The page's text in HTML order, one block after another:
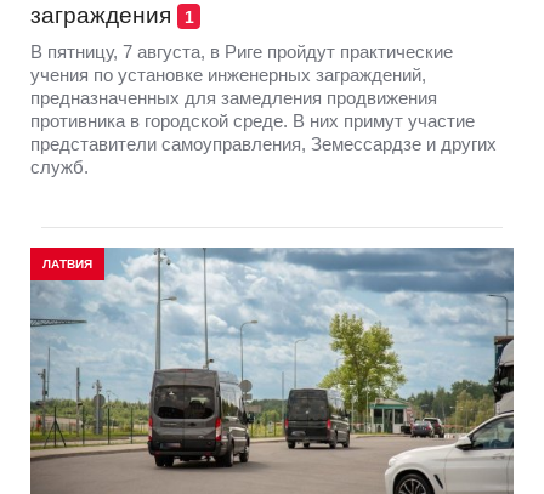
заграждения
1
В пятницу, 7 августа, в Риге пройдут практические
учения по установке инженерных заграждений,
предназначенных для замедления продвижения
противника в городской среде. В них примут участие
представители самоуправления, Земессардзе и других
служб.
ЛАТВИЯ